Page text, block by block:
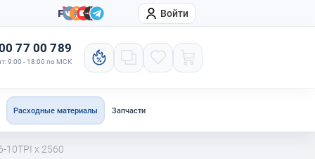
Компания Войти
77 00 789
9:00 - 18:00 по МСК
Расходные материалы Запчасти
10TPI x 2560